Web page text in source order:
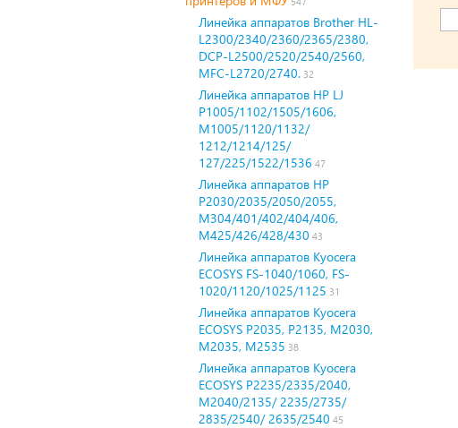
Линейка аппаратов Brother HL-
L2300/2340/2360/2365/2380,
DCP-L2500/2520/2540/2560,
MFC-L2720/2740. 32
Линейка аппаратов HP LJ
P1005/1102/1505/1606,
M1005/1120/1132/
1212/1214/125/
127/225/1522/1536 47
Линейка аппаратов HP
P2030/2035/2050/2055,
M304/401/402/404/406,
М425/426/428/430 43
Линейка аппаратов Kyocera
ECOSYS FS-1040/1060, FS-
1020/1120/1025/1125 31
Линейка аппаратов Kyocera
ECOSYS P2035, P2135, M2030,
M2035, M2535 38
Линейка аппаратов Kyocera
ECOSYS P2235/2335/2040,
M2040/2135/ 2235/2735/
2835/2540/ 2635/2540 45